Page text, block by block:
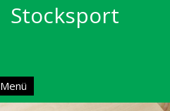
Stocksport
Menü